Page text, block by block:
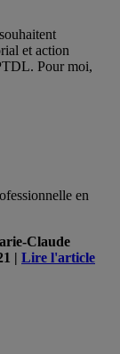
et action
Pour moi,
en
Claude
| Lire l'article